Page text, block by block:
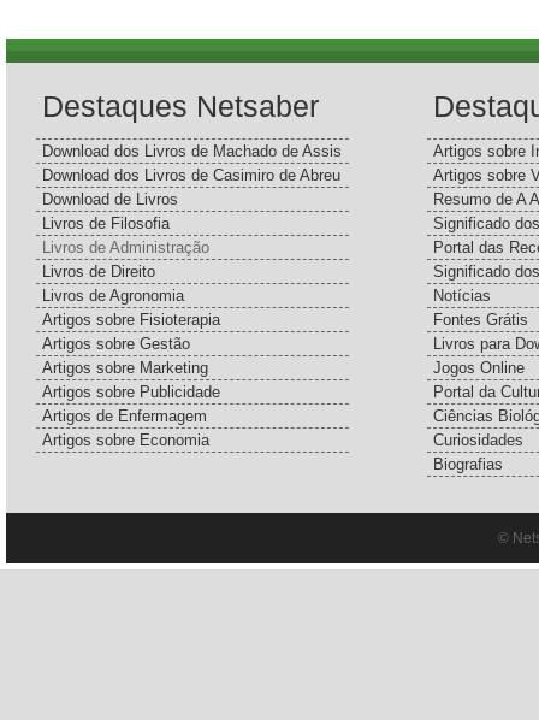
Destaques Netsaber
Download dos Livros de Machado de Assis
Download dos Livros de Casimiro de Abreu
Download de Livros
Livros de Filosofia
Livros de Administração
Livros de Direito
Livros de Agronomia
Artigos sobre Fisioterapia
Artigos sobre Gestão
Artigos sobre Marketing
Artigos sobre Publicidade
Artigos de Enfermagem
Artigos sobre Economia
Artigos sobre
Artigos sobre
Resumo de A
Significado
Portal das
Significado
Notícias
Fontes Grátis
Livros para
Jogos Online
Portal da
Ciências
Curiosidades
Biografias
©